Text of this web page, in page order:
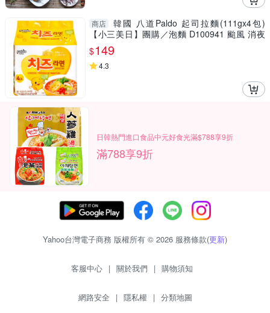
商店
韓國 八道Paldo 起司拉麵(111gx4包)
【小三美日】團購／泡麵 D100941 颱風 消夜
泡麵 韓泡
$149
4.3
日韓熱門進口食品中元好食光滿$788享9折
滿788享9折
Yahoo台灣電子商務 版權所有 © 2026 服務條款(更新)
客服中心 | 關於我們 | 購物須知
網路安全 | 隱私權 | 分類地圖